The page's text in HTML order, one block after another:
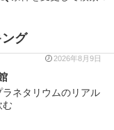
グ
2026年8月9日
ネタリウムのリアル
む